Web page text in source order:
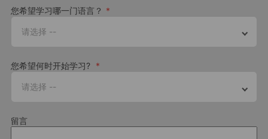
您希望学习哪一门语言？
请选择 --
您希望何时开始学习?
请选择 --
留言